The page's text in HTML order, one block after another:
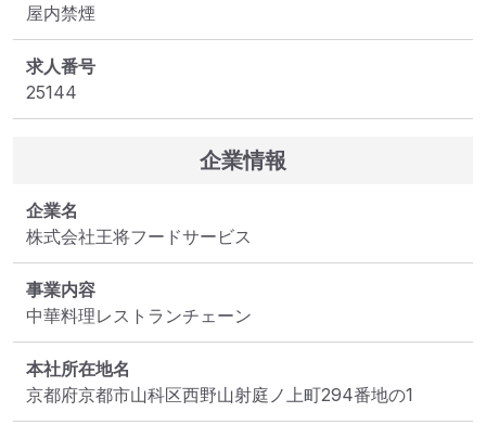
屋内禁煙
求人番号
25144
企業情報
企業名
株式会社王将フードサービス
事業内容
中華料理レストランチェーン
本社所在地名
京都府京都市山科区西野山射庭ノ上町294番地の1